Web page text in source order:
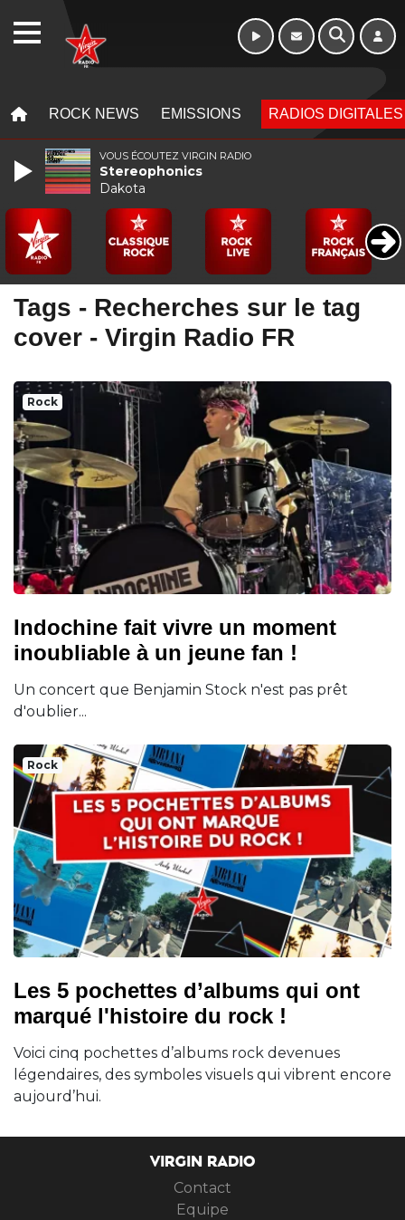
ROCK NEWS EMISSIONS RADIOS DIGITALES
Tags - Recherches sur le tag
cover - Virgin Radio FR
Rock
Indochine fait vivre un moment
inoubliable à un jeune fan !
Un concert que Benjamin Stock n'est pas prêt
d'oublier...
Rock
Les 5 pochettes d’albums qui ont
marqué l'histoire du rock !
Voici cinq pochettes d’albums rock devenues
légendaires, des symboles visuels qui vibrent encore
aujourd’hui.
VIRGIN RADIO
Contact
Equipe
VOUS ÉCOUTEZ VIRGIN RADIO
Stereophonics
Dakota
WEBRADIO